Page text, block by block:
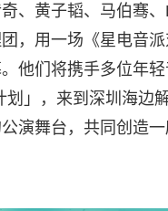
、黄子韬、马伯骞
，用一场《星电音
他们将携手多位年
划」，来到深圳海边
演舞台，共同创造